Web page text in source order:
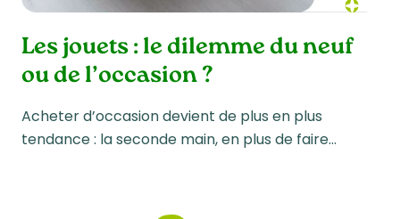
Les jouets : le dilemme du neuf
ou de l’occasion ?
Acheter d’occasion devient de plus en plus
tendance : la seconde main, en plus de faire…